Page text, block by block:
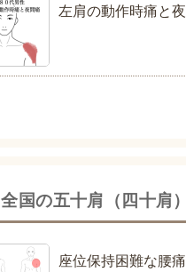
左肩の動作時痛と
全国の五十肩（四十肩
座位保持困難な腰